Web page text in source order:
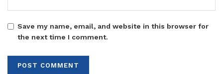
Save my name, email, and website in this browser for
the next time I comment.